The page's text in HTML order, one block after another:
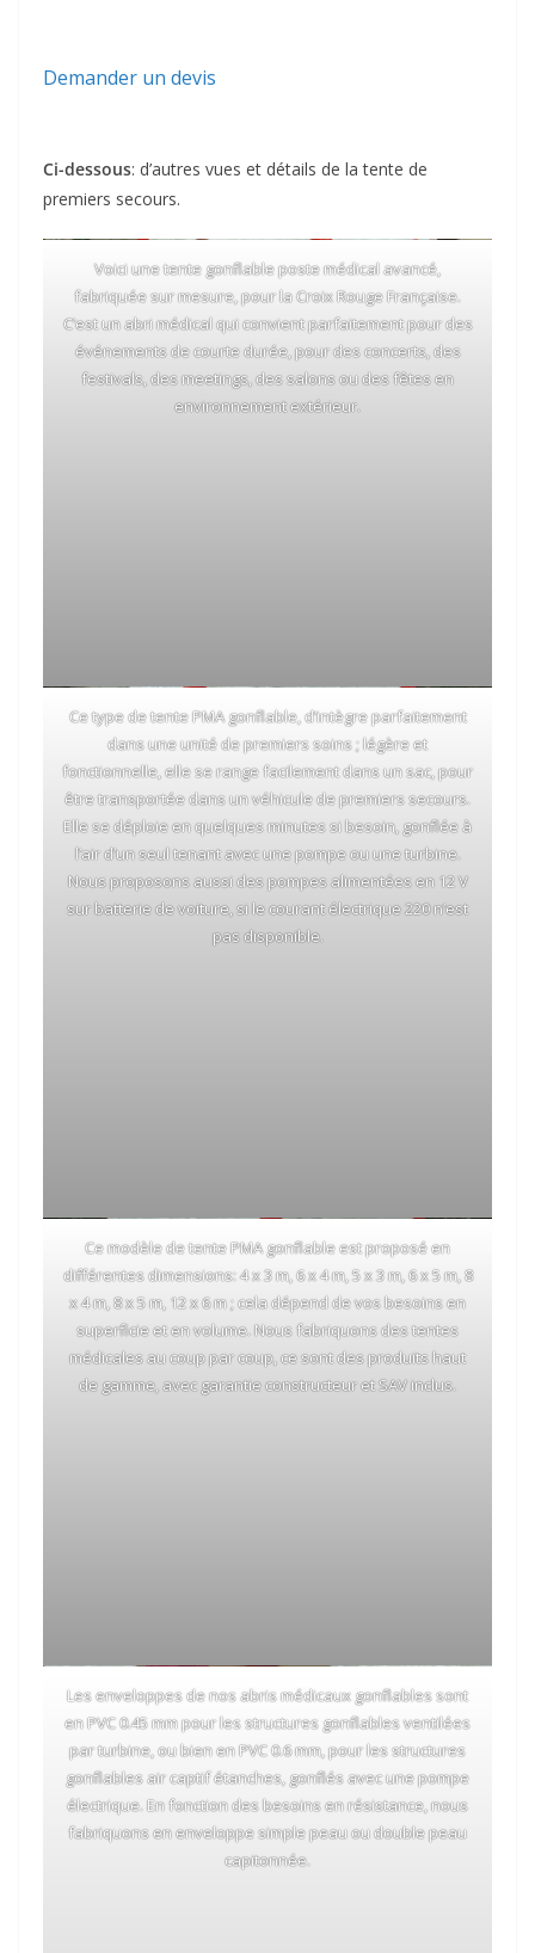
Demander un devis
Ci-dessous: d’autres vues et détails de la tente de
premiers secours.
Voici une tente gonflable poste médical avancé,
fabriquée sur mesure, pour la Croix Rouge Française.
C’est un abri médical qui convient parfaitement pour des
événements de courte durée, pour des concerts, des
festivals, des meetings, des salons ou des fêtes en
environnement extérieur.
Ce type de tente PMA gonflable, d’intègre parfaitement
dans une unité de premiers soins ; légère et
fonctionnelle, elle se range facilement dans un sac, pour
être transportée dans un véhicule de premiers secours.
Elle se déploie en quelques minutes si besoin, gonflée à
l’air d’un seul tenant avec une pompe ou une turbine.
Nous proposons aussi des pompes alimentées en 12 V
sur batterie de voiture, si le courant électrique 220 n’est
pas disponible.
Ce modèle de tente PMA gonflable est proposé en
différentes dimensions: 4 x 3 m, 6 x 4 m, 5 x 3 m, 6 x 5 m, 8
x 4 m, 8 x 5 m, 12 x 6 m ; cela dépend de vos besoins en
superficie et en volume. Nous fabriquons des tentes
médicales au coup par coup, ce sont des produits haut
de gamme, avec garantie constructeur et SAV inclus.
Les enveloppes de nos abris médicaux gonflables sont
en PVC 0.45 mm pour les structures gonflables ventilées
par turbine, ou bien en PVC 0.6 mm, pour les structures
gonflables air captif étanches, gonflés avec une pompe
électrique. En fonction des besoins en résistance, nous
fabriquons en enveloppe simple peau ou double peau
capitonnée.